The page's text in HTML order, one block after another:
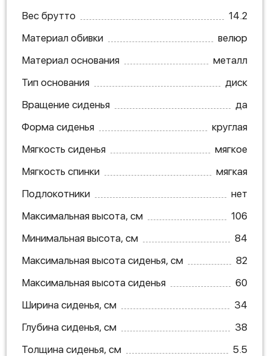
Вес брутто
14.2
Материал обивки
велюр
Материал основания
металл
Тип основания
диск
Вращение сиденья
да
Форма сиденья
круглая
Мягкость сиденья
мягкое
Мягкость спинки
мягкая
Подлокотники
нет
Максимальная высота, см
106
Минимальная высота, см
84
Максимальная высота сиденья, см
82
Максимальная высота сиденья
60
Ширина сиденья, см
34
Глубина сиденья, см
38
Толщина сиденья, см
5.5